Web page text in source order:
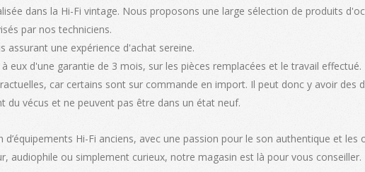
dans la Hi-Fi vintage. Nous proposons une large sélection de produits
par nos techniciens.
une expérience d'achat sereine.
eux d'une garantie de 3 mois, sur les pièces remplacées et le travail effectué.
car certains sont sur commande en import. Il peut donc y avoir des
vécus et ne peuvent pas être dans un état neuf.
Hi-Fi anciens, avec une passion pour le son authentique et les
audiophile ou simplement curieux, notre magasin est là pour vous conseiller.